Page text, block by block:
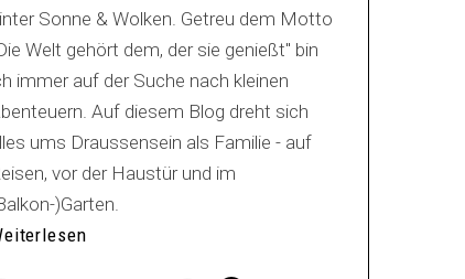
Sonne & Wolken. Getreu dem Motto
Welt gehört dem, der sie genießt" bin
immer auf der Suche nach kleinen
Auf diesem Blog dreht sich
ums Draussensein als Familie - auf
vor der Haustür und im
)Garten.